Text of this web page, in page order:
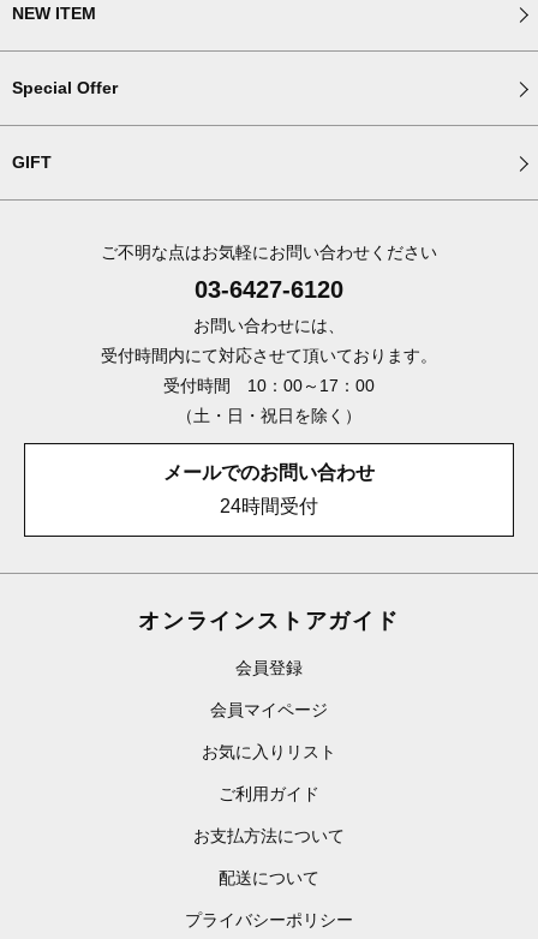
NEW ITEM
Special Offer
GIFT
ご不明な点はお気軽にお問い合わせください
03-6427-6120
お問い合わせには、
受付時間内にて対応させて頂いております。
受付時間 10：00～17：00
（土・日・祝日を除く）
メールでのお問い合わせ
24時間受付
オンラインストアガイド
会員登録
会員マイページ
お気に入りリスト
ご利用ガイド
お支払方法について
配送について
プライバシーポリシー